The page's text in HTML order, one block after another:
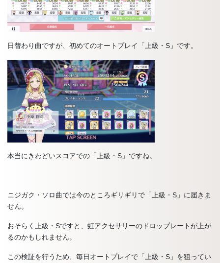
日替わり曲ですが、初めてのオートプレイ「上級・S」です。
本当にきわどいスコアでの「上級・S」ですね。
ニジガク・ソロ曲では今のところギリギリで「上級・S」に届きま
せん。
おそらく上級・Sですと、虹アクセサリーのドロップレートが上が
るのかもしれません。
この検証を行うため、毎日オートプレイで「上級・S」を狙ってい